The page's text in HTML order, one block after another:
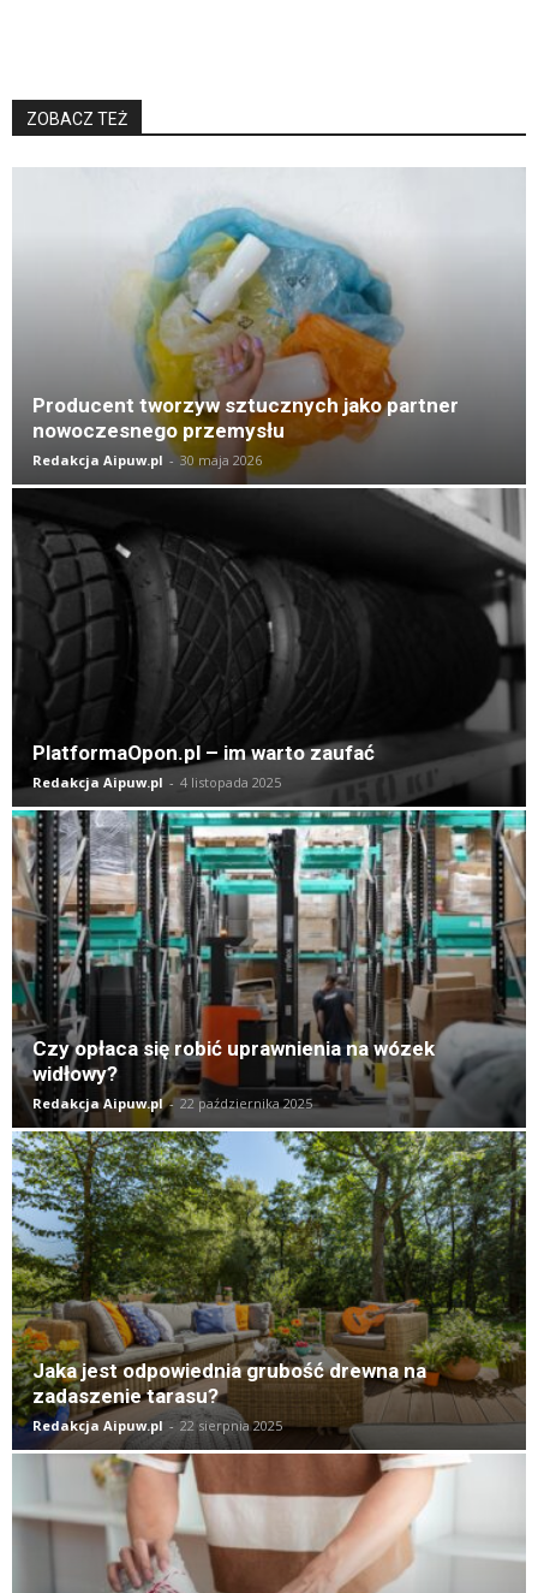
ZOBACZ TEŻ
Producent tworzyw sztucznych jako partner
nowoczesnego przemysłu
Redakcja Aipuw.pl - 30 maja 2026
PlatformaOpon.pl – im warto zaufać
Redakcja Aipuw.pl - 4 listopada 2025
Czy opłaca się robić uprawnienia na wózek
widłowy?
Redakcja Aipuw.pl - 22 października 2025
Jaka jest odpowiednia grubość drewna na
zadaszenie tarasu?
Redakcja Aipuw.pl - 22 sierpnia 2025